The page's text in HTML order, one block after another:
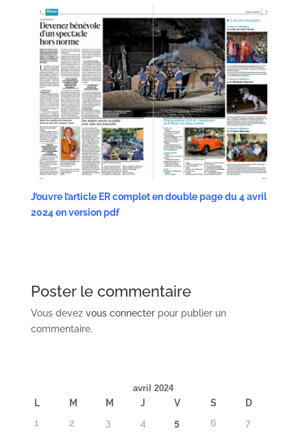
J’ouvre l’article ER complet en double page du 4 avril
2024 en version pdf
Poster le commentaire
Vous devez vous connecterpour publier un
commentaire.
avril 2024
L M M J V S
D
1
2 3 4 5 6 7